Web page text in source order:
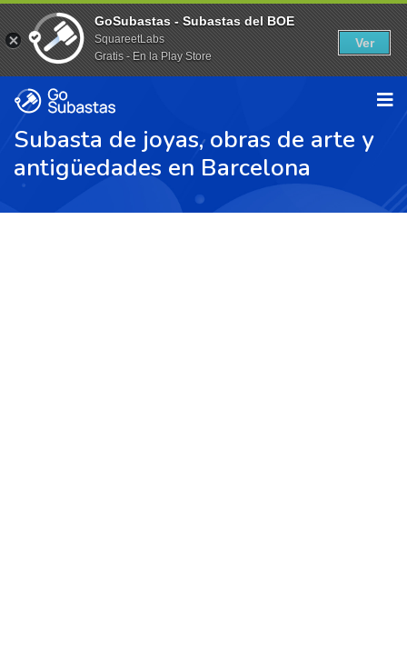
Subasta de joyas, obras de arte y
antigüedades en Barcelona
GoSubastas - Subastas del BOE
SquareetLabs
Gratis - En la Play Store
Ver